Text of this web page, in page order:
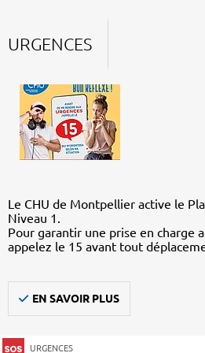
URGENCES
Le CHU de Montpellier active le
Niveau 1.
Pour garantir une prise en charge
appelez le 15 avant tout
EN SAVOIR PLUS
URGENCES